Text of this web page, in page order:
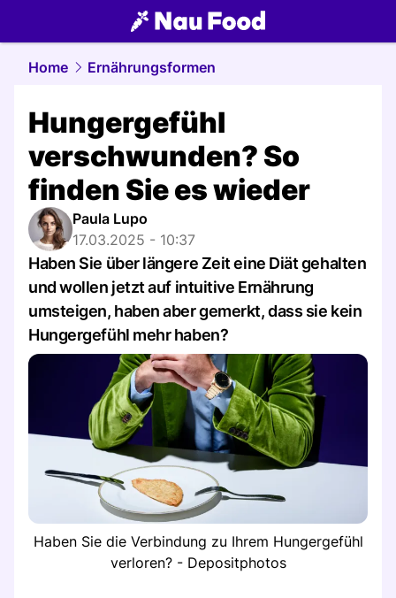
food.NAU.ch
Home Ernährungsformen
Hungergefühl
verschwunden? So
finden Sie es wieder
Paula Lupo
17.03.2025 - 10:37
Haben Sie über längere Zeit eine Diät gehalten
und wollen jetzt auf intuitive Ernährung
umsteigen, haben aber gemerkt, dass sie kein
Hungergefühl mehr haben?
Haben Sie die Verbindung zu Ihrem Hungergefühl
verloren? - Depositphotos